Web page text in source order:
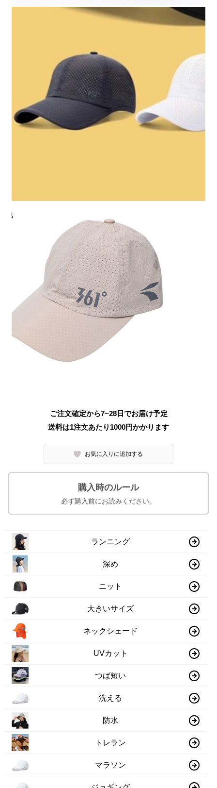
ご注文確定から7~28日でお届け予定
送料は1注文あたり 1000円かかります
お気に入りに追加する
購入時のルール
必ず購入前にお読みください。
ランニング
深め
ニット
大きいサイズ
ネックシェード
UVカット
つば短い
洗える
防水
トレラン
マラソン